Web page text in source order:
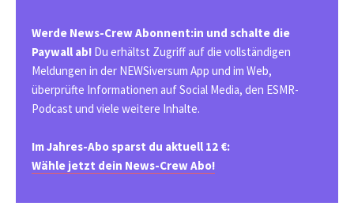
Werde News-Crew Abonnent:in und schalte die
Paywall ab! Du erhältst Zugriff auf die vollständigen
Meldungen in der NEWSiversum App und im Web,
überprüfte Informationen auf Social Media, den ESMR-
Podcast und viele weitere Inhalte.
Im Jahres-Abo sparst du aktuell 12 €:
Wähle jetzt dein News-Crew Abo!